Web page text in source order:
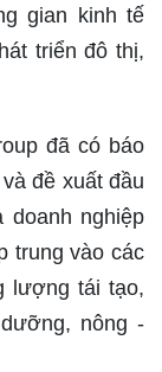
gian kinh tế
triển đô thị,
đã có báo
đề xuất đầu
nghiệp
trung vào các
lượng tái tạo,
nông -